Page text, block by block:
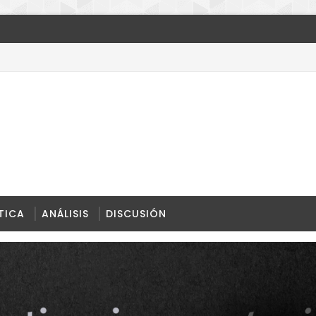
ANÁLISIS DISCUSIÓN